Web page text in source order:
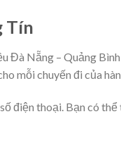
Tín
Đà Nẵng – Quảng
mỗi chuyến đi của
điện thoại. Bạn có